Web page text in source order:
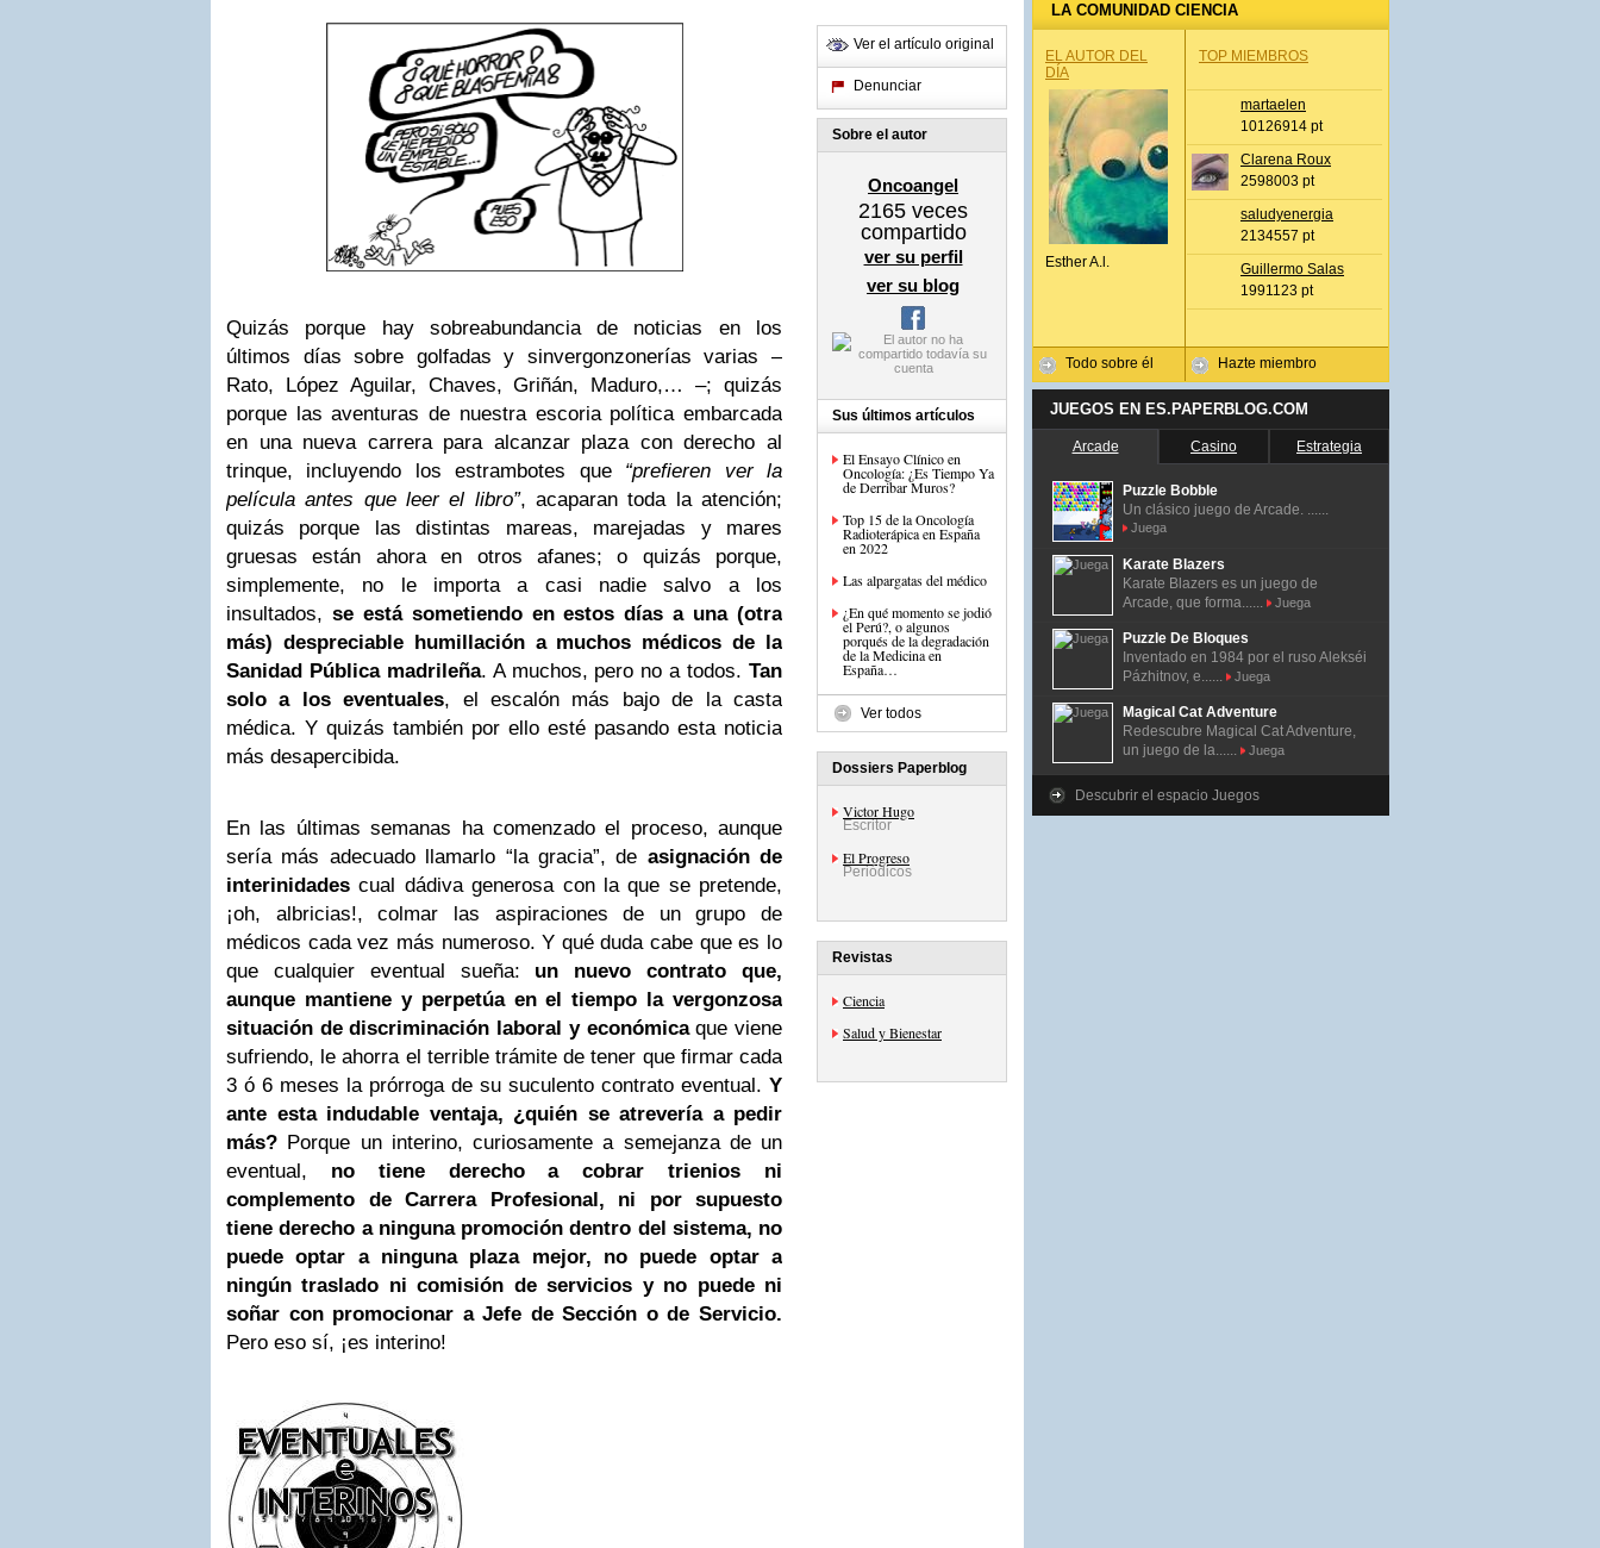
Quizás porque hay sobreabundancia de noticias en los
últimos días sobre golfadas y sinvergonzonerías varias –
Rato, López Aguilar, Chaves, Griñán, Maduro,… –; quizás
porque las aventuras de nuestra escoria política embarcada
en una nueva carrera para alcanzar plaza con derecho al
trinque, incluyendo los estrambotes que “prefieren ver la
película antes que leer el libro”, acaparan toda la atención;
quizás porque las distintas mareas, marejadas y mares
gruesas están ahora en otros afanes; o quizás porque,
simplemente, no le importa a casi nadie salvo a los
insultados, se está sometiendo en estos días a una (otra
más) despreciable humillación a muchos médicos de la
Sanidad Pública madrileña. A muchos, pero no a todos.Tan
solo a los eventuales, el escalón más bajo de la casta
médica. Y quizás también por ello esté pasando esta noticia
más desapercibida.
En las últimas semanas ha comenzado el proceso, aunque
sería más adecuado llamarlo “la gracia”, de asignación de
interinidades cual dádiva generosa con la que se pretende,
¡oh, albricias!, colmar las aspiraciones de un grupo de
médicos cada vez más numeroso. Y qué duda cabe que es lo
que cualquier eventual sueña: un nuevo contrato que,
aunque mantiene y perpetúa en el tiempo la vergonzosa
situación de discriminación laboral y económicaque viene
sufriendo, le ahorra el terrible trámite de tener que firmar cada
3 ó 6 meses la prórroga de su suculento contrato eventual. Y
ante esta indudable ventaja, ¿quién se atrevería a pedir
más? Porque un interino, curiosamente a semejanza de un
eventual, no tiene derecho a cobrar trienios ni
complemento de Carrera Profesional, ni por supuesto
tiene derecho a ninguna promoción dentro del sistema, no
puede optar a ninguna plaza mejor, no puede optar a
ningún traslado ni comisión de servicios y no puede ni
soñar con promocionar a Jefe de Sección o de Servicio.
Pero eso sí, ¡es interino!
Ver el artículo original
Denunciar
Sobre el autor
Oncoangel
2165 veces
compartido
ver su perfil
ver su blog
Sus últimos artículos
El Ensayo Clínico en
Oncología: ¿Es Tiempo Ya
de Derribar Muros?
Top 15 de la Oncología
Radioterápica en España
en 2022
Las alpargatas del médico
¿En qué momento se jodió
el Perú?, o algunos
porqués de la degradación
de la Medicina en
España…
Ver todos
Dossiers Paperblog
Victor Hugo
Escritor
El Progreso
Periódicos
Revistas
Ciencia
Salud y Bienestar
LA COMUNIDAD CIENCIA
EL AUTOR DEL
DÍA
Esther A.l.
Todo sobre él
TOP MIEMBROS
martaelen
10126914 pt
Clarena Roux
2598003 pt
saludyenergia
2134557 pt
Guillermo Salas
1991123 pt
Hazte miembro
JUEGOS EN ES.PAPERBLOG.COM
Arcade Casino Estrategia
Puzzle Bobble
Un clásico juego de Arcade. ......
Juega
Karate Blazers
Karate Blazers es un juego de
Arcade, que forma......
Juega
Puzzle De Bloques
Inventado en 1984 por el ruso Alekséi
Pázhitnov, e......
Juega
Magical Cat Adventure
Redescubre Magical Cat Adventure,
un juego de la......
Juega
Descubrir el espacio Juegos